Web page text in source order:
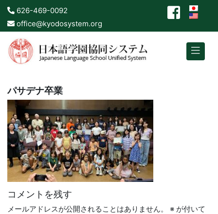
626-469-0092
office@kyodosystem.org
パサデナ卒業
コメントを残す
メールアドレスが公開されることはありません。 ※ が付いて